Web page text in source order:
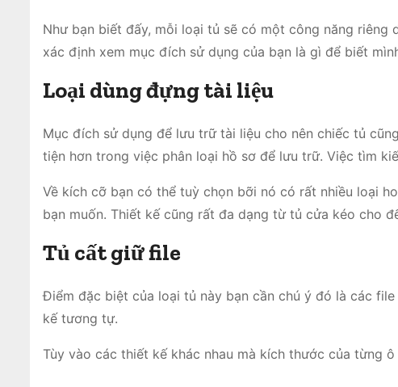
Như bạn biết đấy, mỗi loại tủ sẽ có một công năng
xác định xem mục đích sử dụng của bạn là gì để biết
Loại dùng đựng tài liệu
Mục đích sử dụng để lưu trữ tài liệu cho nên chiếc tủ
tiện hơn trong việc phân loại hồ sơ để lưu trữ. Việc tìm
Về kích cỡ bạn có thể tuỳ chọn bỡi nó có rất nhiều loại
bạn muốn. Thiết kế cũng rất đa dạng từ tủ cửa kéo cho
Tủ cất giữ file
Điểm đặc biệt của loại tủ này bạn cần chú ý đó là các
kế tương tự.
Tùy vào các thiết kế khác nhau mà kích thước của từng